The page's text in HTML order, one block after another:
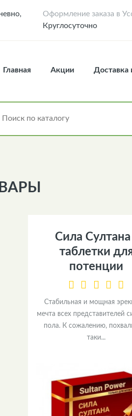
Оформление заказа в
Круглосуточно
Главная Акции Доставка
Сила
таблетки
потенции
Стабильная и мощная
мечта всех представителей
пола. К сожалению,
таки...